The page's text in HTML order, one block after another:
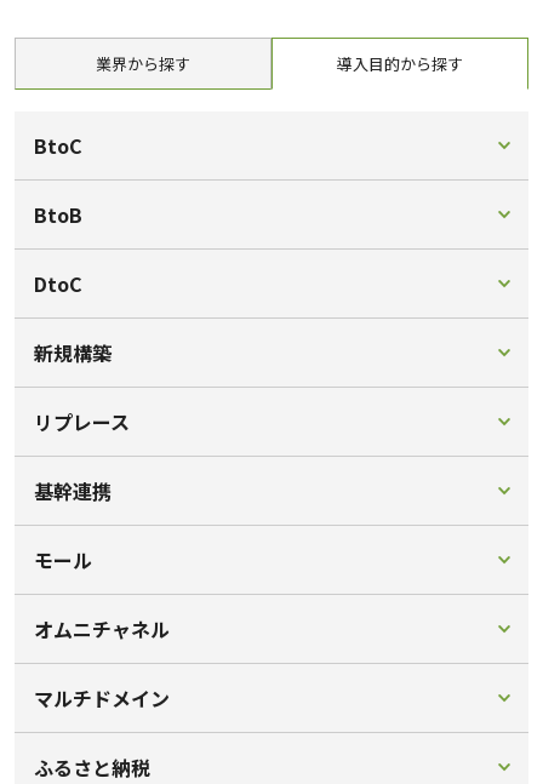
業界から探す 導入目的から探す
BtoC
BtoB
DtoC
新規構築
リプレース
基幹連携
モール
オムニチャネル
マルチドメイン
ふるさと納税